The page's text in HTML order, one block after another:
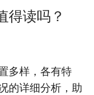
得读吗？
多样，各有特
的详细分析，助